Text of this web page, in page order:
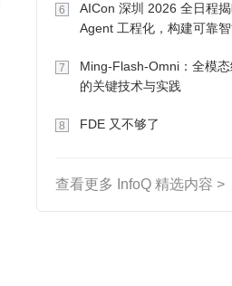
6
AICon 深圳 2026 全日程
Agent 工程化，构建可靠智
7
Ming-Flash-Omni：全模
的关键技术与实践
8 FDE 又不够了
查看更多 InfoQ 精选内容 >